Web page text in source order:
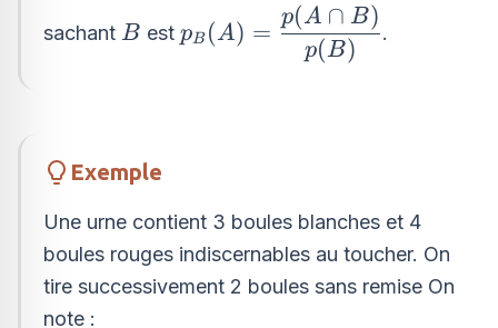
sachant B
B est
p_{B}
(A)=\dfrac{p(A
pB (A) =
p(B)
p(A ∩ B)
.
Exemple
Une urne contient 3 boules blanches et 4
boules rouges indiscernables au toucher. On
tire successivement 2 boules sans remise On
note :